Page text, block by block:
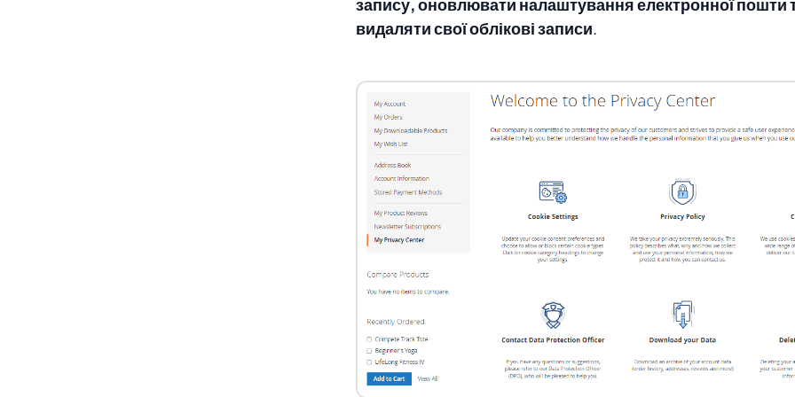
видаляти свої облікові записи.